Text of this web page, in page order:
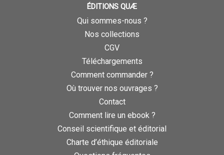
ÉDITIONS QUÆ
Qui sommes-nous ?
Nos collections
CGV
Téléchargements
Comment commander ?
Où trouver nos ouvrages ?
Contact
Comment lire un ebook ?
Conseil scientifique et éditorial
Charte d’éthique éditoriale